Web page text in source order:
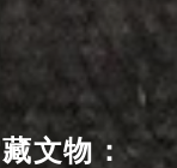
文物：